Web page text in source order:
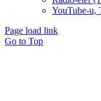
YouTube-u,
Page load link
Go to Top